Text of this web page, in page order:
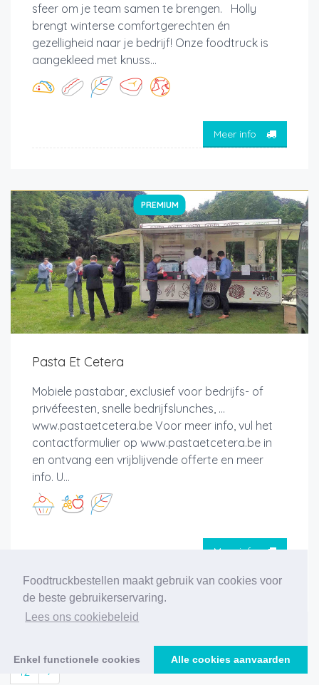
Foodtruckbestellen maakt gebruik van cookies voor
de beste gebruikerservaring.
Lees ons cookiebeleid
Enkel functionele cookies Alle cookies aanvaarden
sfeer om je team samen te brengen. Holly
brengt winterse comfortgerechten én
gezelligheid naar je bedrijf! Onze foodtruck is
aangekleed met knuss...
Meer info
PREMIUM
Pasta Et Cetera
Mobiele pastabar, exclusief voor bedrijfs- of
privéfeesten, snelle bedrijfslunches, ...
www.pastaetcetera.be Voor meer info, vul het
contactformulier op www.pastaetcetera.be in
en ontvang een vrijblijvende offerte en meer
info. U...
Meer info
6 7 8 9 10
11
12
›